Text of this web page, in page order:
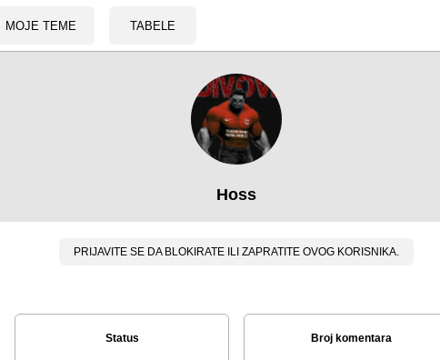
MOJE TEME TABELE
Hoss
PRIJAVITE SE DA BLOKIRATE ILI ZAPRATITE OVOG KORISNIKA.
Status Broj komentara